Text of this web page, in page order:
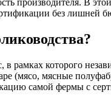
без лишней
которого
(мясо, мясные
самой фермы с